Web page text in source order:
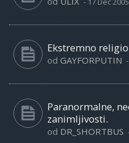
Ekstremno
od GAYFORPUTIN -
Paranormalne,
zanimljivosti.
od DR_SHORTBUS